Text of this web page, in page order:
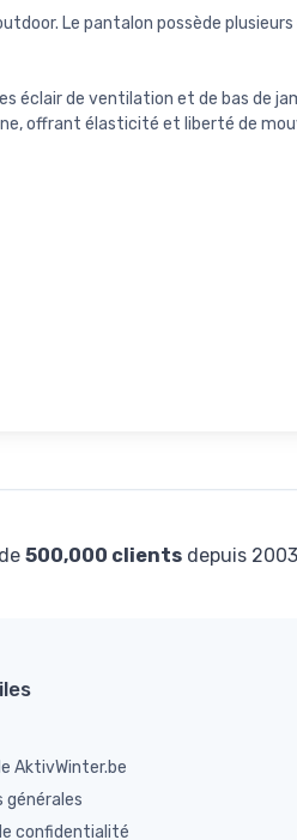
Le pantalon possède
éclair de ventilation et de bas de
offrant élasticité et liberté de
500,000 clientsdepuis
AktivWinter.be
générales
confidentialité